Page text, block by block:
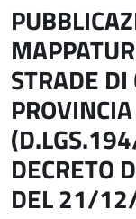
STRADE
DECRETO
DEL 21/